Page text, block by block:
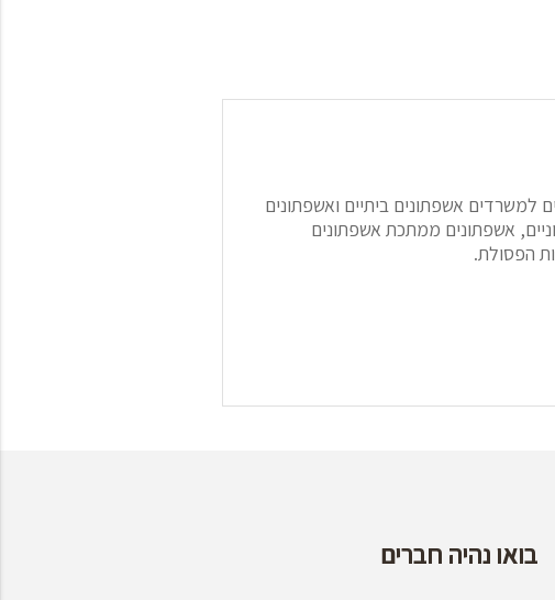
למשרדים אשפתונים ביתיים ואשפתונים
אשפתונים ממתכת אשפתונים
הפסולת.
בואו נהיה חברים